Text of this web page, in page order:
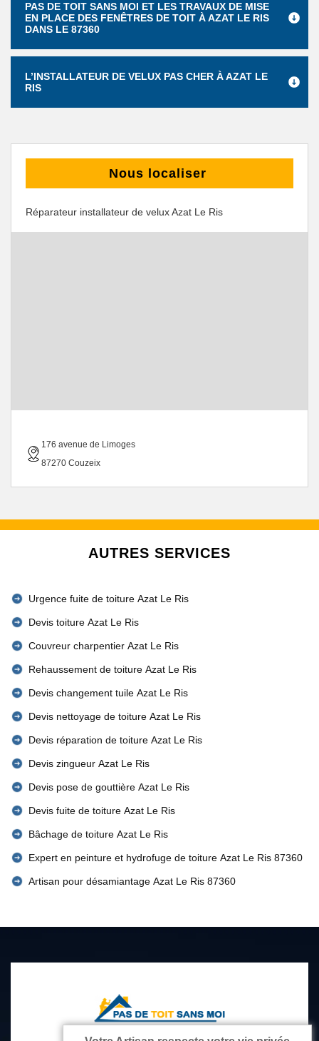
PAS DE TOIT SANS MOI ET LES TRAVAUX DE MISE
EN PLACE DES FENÊTRES DE TOIT À AZAT LE RIS
DANS LE 87360
L’INSTALLATEUR DE VELUX PAS CHER À AZAT LE
RIS
Nous localiser
Réparateur installateur de velux Azat Le Ris
176 avenue de Limoges
87270 Couzeix
AUTRES SERVICES
Urgence fuite de toiture Azat Le Ris
Devis toiture Azat Le Ris
Couvreur charpentier Azat Le Ris
Rehaussement de toiture Azat Le Ris
Devis changement tuile Azat Le Ris
Devis nettoyage de toiture Azat Le Ris
Devis réparation de toiture Azat Le Ris
Devis zingueur Azat Le Ris
Devis pose de gouttière Azat Le Ris
Devis fuite de toiture Azat Le Ris
Bâchage de toiture Azat Le Ris
Expert en peinture et hydrofuge de toiture Azat Le Ris 87360
Artisan pour désamiantage Azat Le Ris 87360